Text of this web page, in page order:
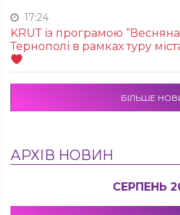
17:24
KRUТ із програмою
Тернополі в рамках туру
БІЛЬШЕ
АРХІВ НОВИН
СЕРПЕНЬ